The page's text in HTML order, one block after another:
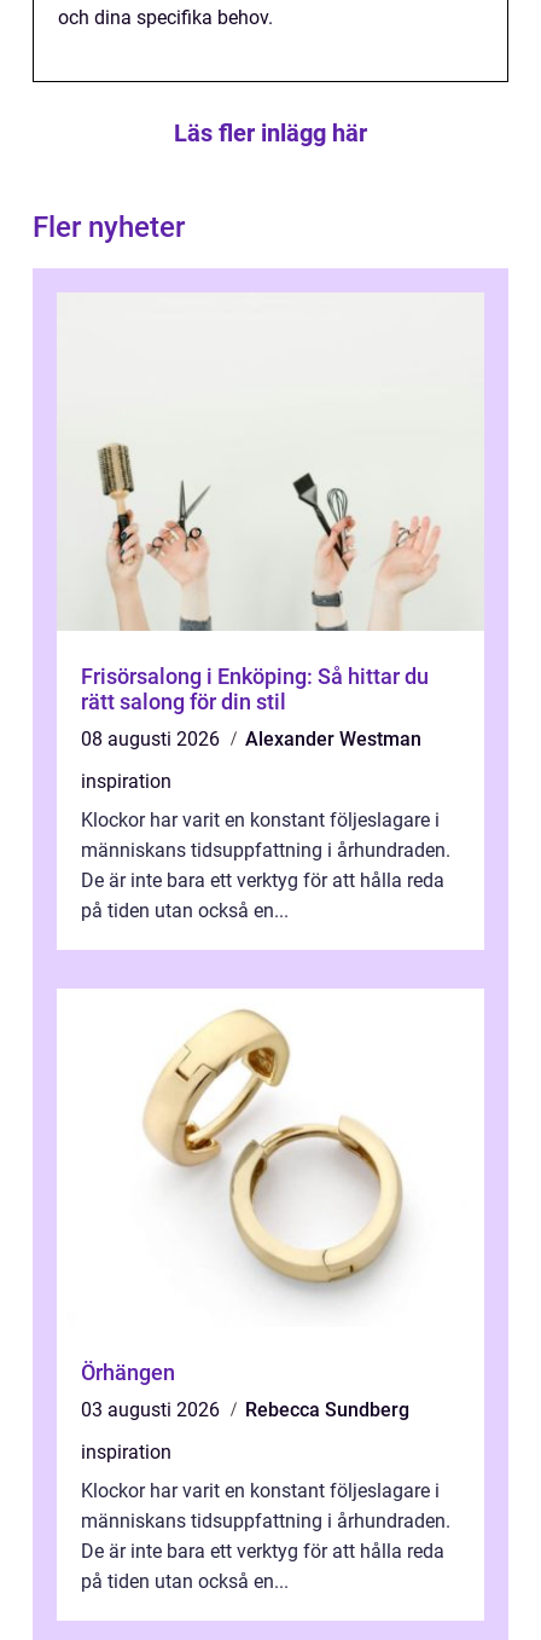
och dina specifika behov.
Läs fler inlägg här
Fler nyheter
Frisörsalong i Enköping: Så hittar du
rätt salong för din stil
08 augusti 2026
Alexander Westman
inspiration
Klockor har varit en konstant följeslagare i
människans tidsuppfattning i århundraden.
De är inte bara ett verktyg för att hålla reda
på tiden utan också en...
Örhängen
03 augusti 2026
Rebecca Sundberg
inspiration
Klockor har varit en konstant följeslagare i
människans tidsuppfattning i århundraden.
De är inte bara ett verktyg för att hålla reda
på tiden utan också en...